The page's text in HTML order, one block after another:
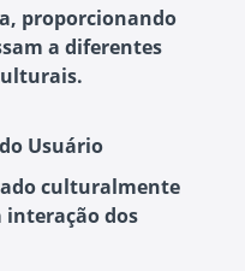
proporcionando
a diferentes
Usuário
culturalmente
interação dos